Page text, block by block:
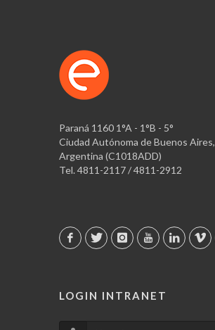
Paraná 1160 1°A - 1°B - 5°
Ciudad Autónoma de Buenos Aires,
Argentina (C1018ADD)
Tel. 4811-2117 / 4811-2912
LOGIN INTRANET